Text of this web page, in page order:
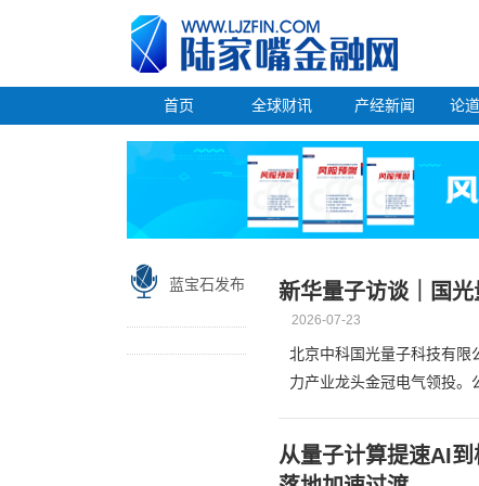
首页 全球财讯 产经新闻 论
蓝宝石发布 新华量子访谈｜国
2026-07-23
北京中科国光量子科技有限
力产业龙头金冠电气领投。
从量子计算提速AI